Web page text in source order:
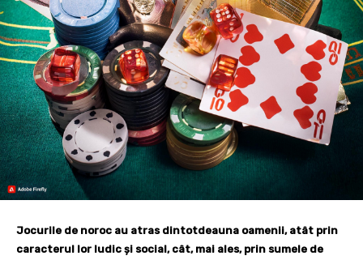
Jocurile de noroc au atras dintotdeauna oamenii, atât prin
caracterul lor ludic și social, cât, mai ales, prin sumele de